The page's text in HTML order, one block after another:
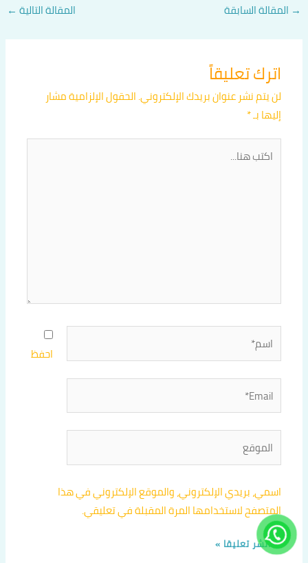
→ المقالة السابقة المقالة التالية ←
اترك تعليقاً
لن يتم نشر عنوان بريدك الإلكتروني.الحقول الإلزامية مشار
إليها بـ*
هنا...
احفظ
اسمي، بريدي الإلكتروني، والموقع الإلكتروني في هذا
المتصفح لاستخدامها المرة المقبلة في تعليقي.